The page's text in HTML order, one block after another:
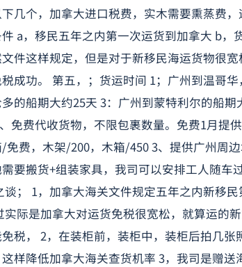
几个，加拿大进口税费，实木需要熏蒸费
a，移民五年之内第一次运货到加拿大 b，
件这样规定，但是对于新移民海运货物很
成功。 第五，；货运时间 1；广州到温哥华
的船期大约25天 3：广州到蒙特利尔的船
免费代收货物，不限包裹数量。免费1月提
免费，木架/200，木箱/450 3、提供广州周
要搬货+组装家具，我司可以安排工人随车
谈； 1，加拿大海关文件规定五年之内新移
实际是加拿大对运货免税很宽松，就算运的
税， 2，在装柜前，装柜中，装柜后拍几
样降低加拿大海关查货机率 3，我司是赠